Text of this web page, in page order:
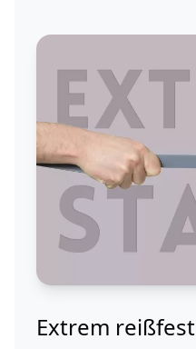
Extrem reißfest